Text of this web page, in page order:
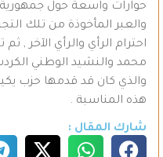
حوارات واسعة حول جمهورية
والعبر المأخوذة من تلك
احترام الرأي والرأي الآخر
محمد والنشيد الوطني
والذي كان قد قدمها حزب
هذه المناسبة .
شارك المقال :